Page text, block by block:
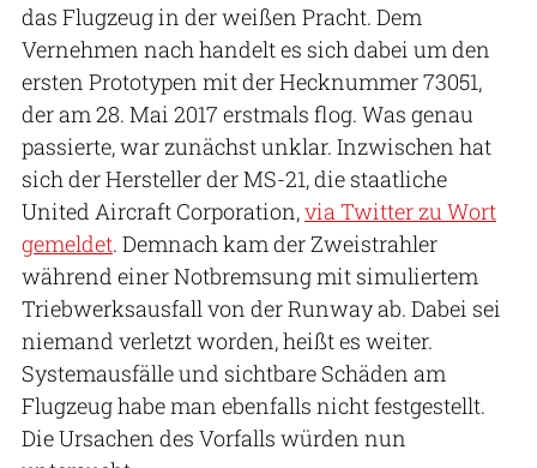
das Flugzeug in der weißen Pracht. Dem
Vernehmen nach handelt es sich dabei um den
ersten Prototypen mit der Hecknummer 73051,
der am 28. Mai 2017 erstmals flog. Was genau
passierte, war zunächst unklar. Inzwischen hat
sich der Hersteller der MS-21, die staatliche
United Aircraft Corporation,via Twitter zu Wort
gemeldet. Demnach kam der Zweistrahler
während einer Notbremsung mit simuliertem
Triebwerksausfall von der Runway ab. Dabei sei
niemand verletzt worden, heißt es weiter.
Systemausfälle und sichtbare Schäden am
Flugzeug habe man ebenfalls nicht festgestellt.
Die Ursachen des Vorfalls würden nun